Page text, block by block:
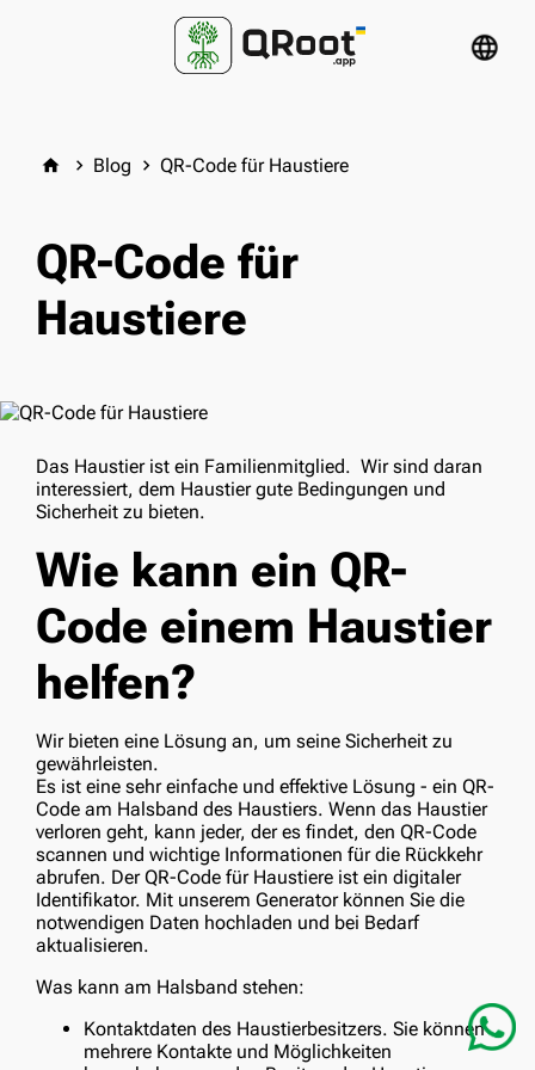
language
home keyboard_arrow_right Blog keyboard_arrow_right QR-Code für Haustiere
QR-Code für
Haustiere
Das Haustier ist ein Familienmitglied. Wir sind daran
interessiert, dem Haustier gute Bedingungen und
Sicherheit zu bieten.
Wie kann ein QR-
Code einem Haustier
helfen?
Wir bieten eine Lösung an, um seine Sicherheit zu
gewährleisten.
Es ist eine sehr einfache und effektive Lösung - ein QR-
Code am Halsband des Haustiers. Wenn das Haustier
verloren geht, kann jeder, der es findet, den QR-Code
scannen und wichtige Informationen für die Rückkehr
abrufen. Der QR-Code für Haustiere ist ein digitaler
Identifikator. Mit unserem Generator können Sie die
notwendigen Daten hochladen und bei Bedarf
aktualisieren.
Was kann am Halsband stehen:
Kontaktdaten des Haustierbesitzers. Sie können
mehrere Kontakte und Möglichkeiten